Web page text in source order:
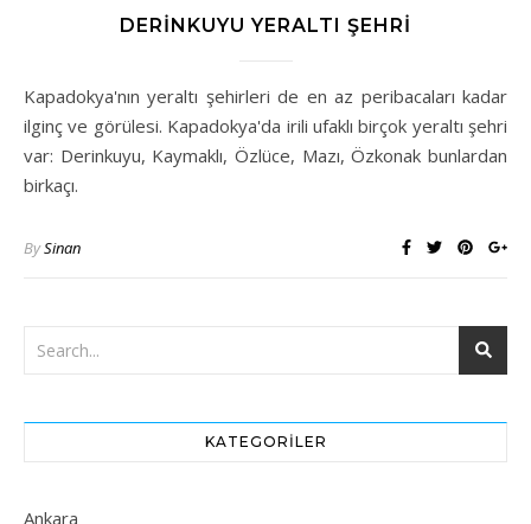
DERINKUYU YERALTI ŞEHRI
Kapadokya'nın yeraltı şehirleri de en az peribacaları kadar
ilginç ve görülesi. Kapadokya'da irili ufaklı birçok yeraltı şehri
var: Derinkuyu, Kaymaklı, Özlüce, Mazı, Özkonak bunlardan
birkaçı.
BySinan
KATEGORILER
Ankara